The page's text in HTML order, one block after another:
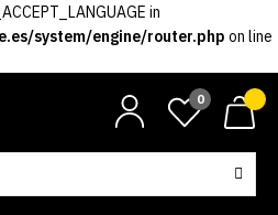
in
system/engine/router.php on line
0